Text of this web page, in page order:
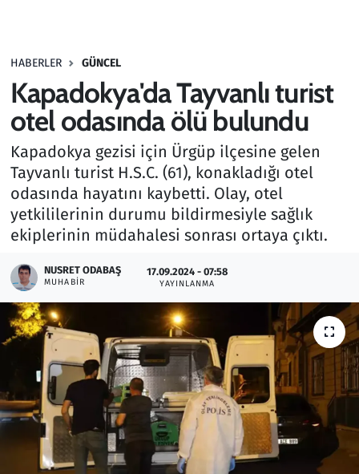
HABERLER GÜNCEL
Kapadokya'da Tayvanlı turist
otel odasında ölü bulundu
Kapadokya gezisi için Ürgüp ilçesine gelen
Tayvanlı turist H.S.C. (61), konakladığı otel
odasında hayatını kaybetti. Olay, otel
yetkililerinin durumu bildirmesiyle sağlık
ekiplerinin müdahalesi sonrası ortaya çıktı.
NUSRET ODABAŞ
MUHABIR
17.09.2024 - 07:58
YAYINLANMA
Haber
Kültür Sanat
Kurumsal Haberler
Lezzet Durağı
Memur ve Kamu
Otomobil
Oyun
Ramazan
Resmi İlanlar
Rüya Tabirleri